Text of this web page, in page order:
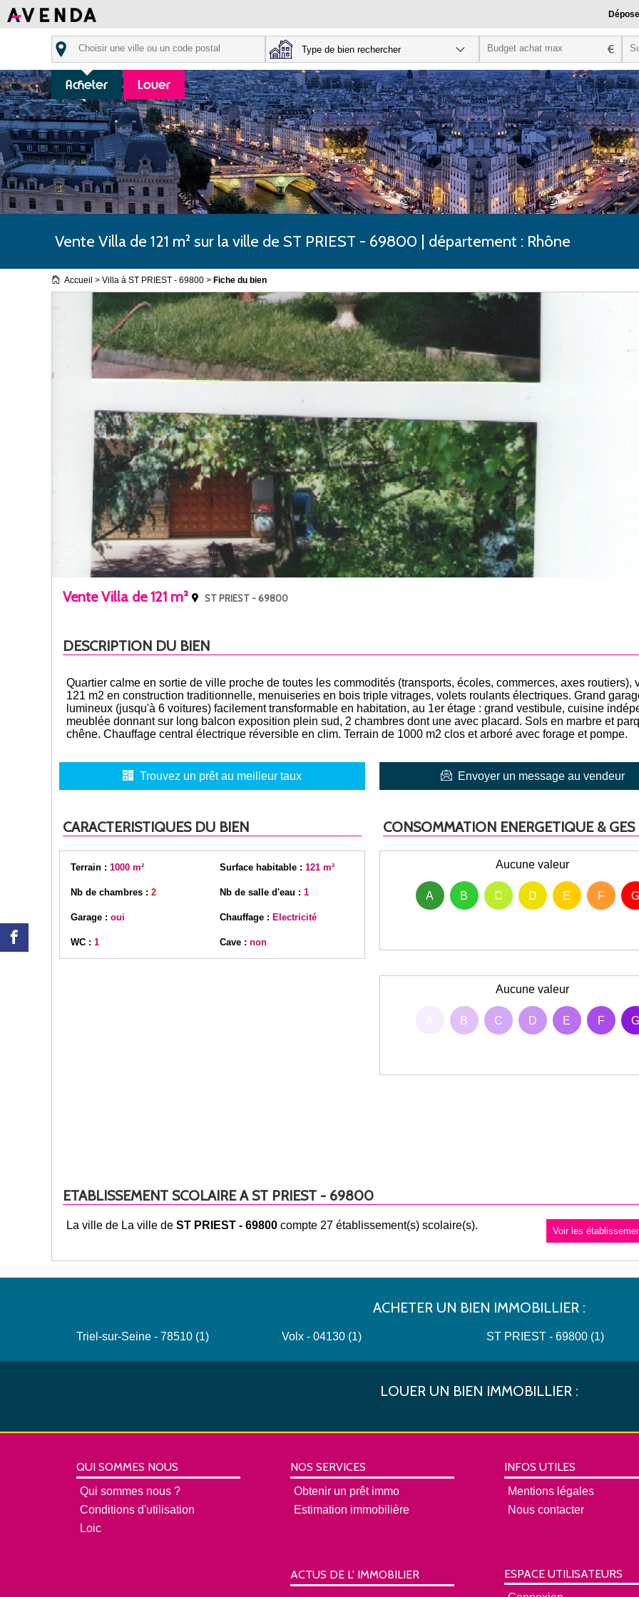
Acheter Louer
Vente Villa de 121 m² sur la ville de ST PRIEST - 69800 | département : Rhône
Accueil > Villa à ST PRIEST - 69800 > Fiche du bien
Vente Villa de 121 m² ST PRIEST - 69800
DESCRIPTION DU BIEN
Quartier calme en sortie de ville proche de toutes les commodités (transports, écoles, commerces, axes routiers),
121 m2 en construction traditionnelle, menuiseries en bois triple vitrages, volets roulants électriques. Grand
lumineux (jusqu'à 6 voitures) facilement transformable en habitation, au 1er étage : grand vestibule, cuisine
meublée donnant sur long balcon exposition plein sud, 2 chambres dont une avec placard. Sols en marbre et
chêne. Chauffage central électrique réversible en clim. Terrain de 1000 m2 clos et arboré avec forage et pompe.
Trouvez un prêt au meilleur taux Envoyer un message au vendeur
CARACTERISTIQUES DU BIEN
Terrain : 1000 m² Surface habitable : 121 m²
Nb de chambres : 2 Nb de salle d'eau : 1
Garage : oui Chauffage : Electricité
WC : 1 Cave : non
CONSOMMATION ENERGETIQUE & GES
Aucune valeur
A B C D E F G
Aucune valeur
B C D E F G
ETABLISSEMENT SCOLAIRE A ST PRIEST - 69800
La ville de La ville de ST PRIEST - 69800 compte 27 établissement(s) scolaire(s). Voir les
ACHETER UN BIEN IMMOBILLIER :
Triel-sur-Seine - 78510 (1) Volx - 04130 (1) ST PRIEST - 69800 (1)
LOUER UN BIEN IMMOBILLIER :
QUI SOMMES NOUS
Qui sommes nous ?
Conditions d'utilisation
Loic
NOS SERVICES
Obtenir un prêt immo
Estimation immobilière
INFOS UTILES
Mentions légales
Nous contacter
ACTUS DE L' IMMOBILIER ESPACE UTILISATEURS